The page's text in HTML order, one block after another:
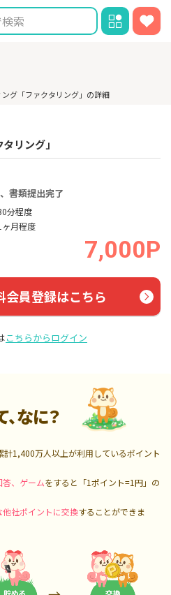
ング「ファクタリング」の詳細
リング」
書類提出完了
分程度
ヶ月程度
7,000P
会員登録はこちら
こちらからログイン
、なに？
計1,400万人以上が利用しているポイント
、ゲームをすると「1ポイント=1円」の
社ポイントに交換することができま